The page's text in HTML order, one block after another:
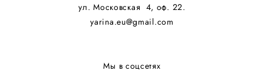
ул. Московская 4, оф. 22.
yarina.eu@gmail.com
Мы в соцсетях